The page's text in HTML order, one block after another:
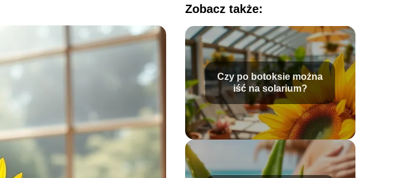
Zobacz także:
Czy po botoksie można
iść na solarium?